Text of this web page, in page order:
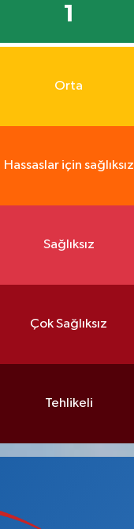
1
Orta
Hassaslar için sağlıksız
Sağlıksız
Çok Sağlıksız
Tehlikeli